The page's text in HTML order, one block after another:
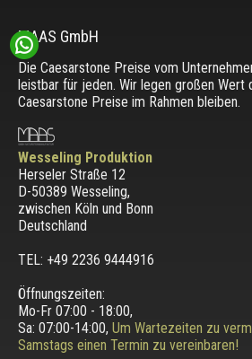
MAAS GmbH
Die Caesarstone Preise vom
leistbar für jeden. Wir legen großen Wert
Caesarstone Preise im Rahmen bleiben.
Wesseling Produktion
Herseler Straße 12
D-50389 Wesseling,
zwischen Köln und Bonn
Deutschland
TEL: +49 2236 9444916
Öffnungszeiten:
Mo-Fr 07:00 - 18:00,
Sa: 07:00-14:00, Um Wartezeiten zu
Samstags einen Termin zu vereinbaren!